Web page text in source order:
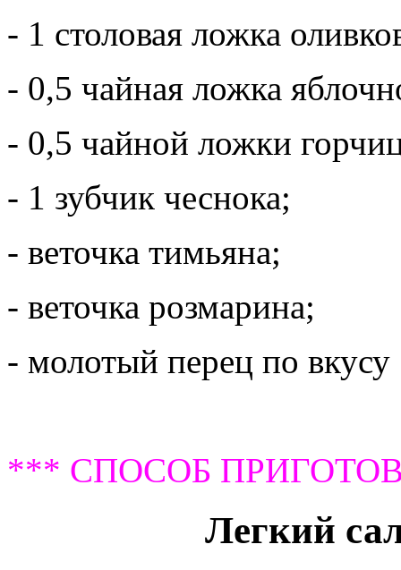
- 1 столовая ложка
- 0,5 чайная ложка
- 0,5 чайной ложки
- 1 зубчик чеснока;
- веточка тимьяна;
- веточка розмарина;
- молотый перец по вкусу
*** СПОСОБ
Легкий